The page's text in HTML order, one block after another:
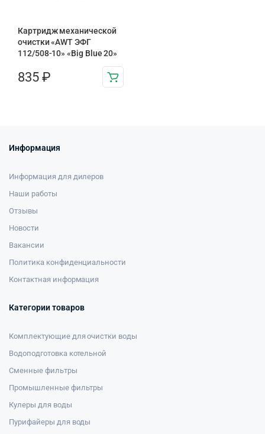
Картридж механической
очистки «AWT ЭФГ
112/508-10» «Big Blue 20»
835 ₽
Информация
Информация для дилеров
Наши работы
Отзывы
Новости
Вакансии
Политика конфиденциальности
Контактная информация
Категории товаров
Комплектующие для очистки воды
Водоподготовка котельной
Сменные фильтры
Промышленные фильтры
Кулеры для воды
Пурифайеры для воды